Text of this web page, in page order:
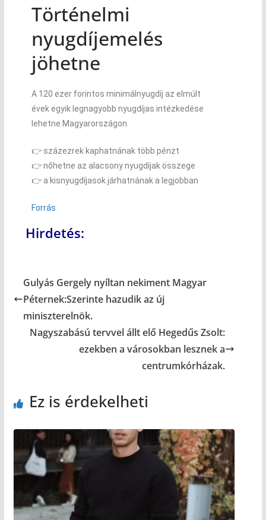
Történelmi
nyugdíjemelés
jöhetne
A 120 ezer forintos minimálnyugdíj az elmúlt
évek egyik legnagyobb nyugdíjas intézkedése
lehetne Magyarországon.
👉 százezrek kaphatnának több pénzt
👉 nőhetne az alacsony nyugdíjak összege
👉 a kisnyugdíjasok járhatnának a legjobban
Forrás
Hirdetés:
Gulyás Gergely nyíltan nekiment Magyar
Péternek:Szerinte hazudik az új
miniszterelnök.
Nagyszabású tervvel állt elő Hegedűs Zsolt:
ezekben a városokban lesznek a
centrumkórházak.
Ez is érdekelheti